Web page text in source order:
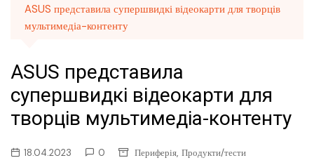
ASUS представила супершвидкі відеокарти для творців
мультимедіа-контенту
ASUS представила
супершвидкі відеокарти для
творців мультимедіа-контенту
18.04.2023 0 Периферія, Продукти/тести